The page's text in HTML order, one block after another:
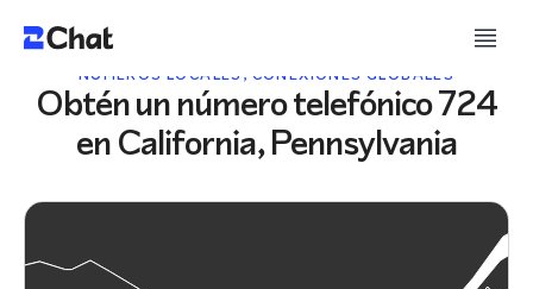
NÚMEROS LOCALES, CONEXIONES GLOBALES
Obtén un número telefónico 724
en California, Pennsylvania